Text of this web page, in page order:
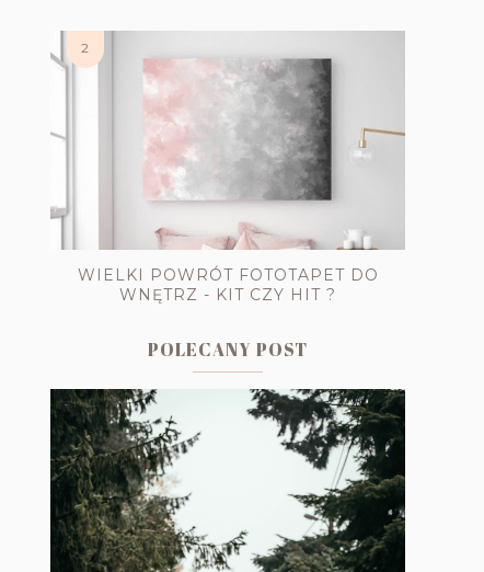
WIELKI POWRÓT FOTOTAPET DO
WNĘTRZ - KIT CZY HIT ?
POLECANY POST